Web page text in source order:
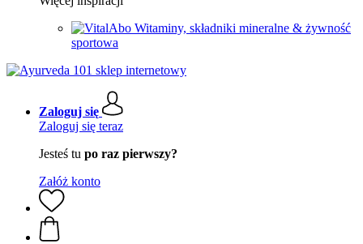
Witaminy, składniki mineralne & żywność
sportowa
Zaloguj się
Zaloguj się teraz
Jesteś tu po raz pierwszy?
Załóż konto